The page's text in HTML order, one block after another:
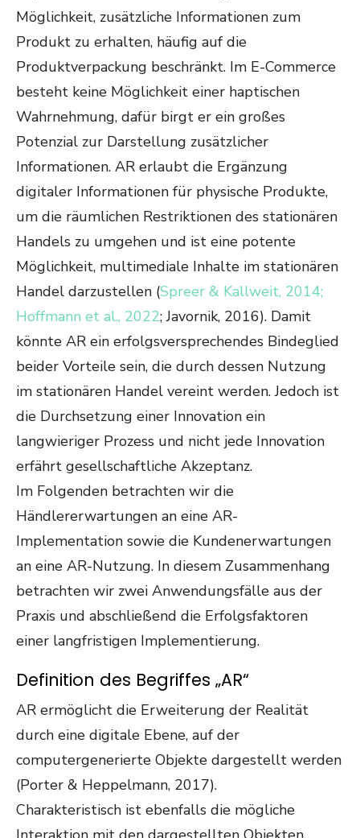
Möglichkeit, zusätzliche Informationen zum
Produkt zu erhalten, häufig auf die
Produktverpackung beschränkt. Im E-Commerce
besteht keine Möglichkeit einer haptischen
Wahrnehmung, dafür birgt er ein großes
Potenzial zur Darstellung zusätzlicher
Informationen. AR erlaubt die Ergänzung
digitaler Informationen für physische Produkte,
um die räumlichen Restriktionen des stationären
Handels zu umgehen und ist eine potente
Möglichkeit, multimediale Inhalte im stationären
Handel darzustellen (Spreer & Kallweit, 2014;
Hoffmann et al., 2022; Javornik, 2016). Damit
könnte AR ein erfolgsversprechendes Bindeglied
beider Vorteile sein, die durch dessen Nutzung
im stationären Handel vereint werden. Jedoch ist
die Durchsetzung einer Innovation ein
langwieriger Prozess und nicht jede Innovation
erfährt gesellschaftliche Akzeptanz.
Im Folgenden betrachten wir die
Händlererwartungen an eine AR-
Implementation sowie die Kundenerwartungen
an eine AR-Nutzung. In diesem Zusammenhang
betrachten wir zwei Anwendungsfälle aus der
Praxis und abschließend die Erfolgsfaktoren
einer langfristigen Implementierung.
Definition des Begriffes „AR“
AR ermöglicht die Erweiterung der Realität
durch eine digitale Ebene, auf der
computergenerierte Objekte dargestellt werden
(Porter & Heppelmann, 2017).
Charakteristisch ist ebenfalls die mögliche